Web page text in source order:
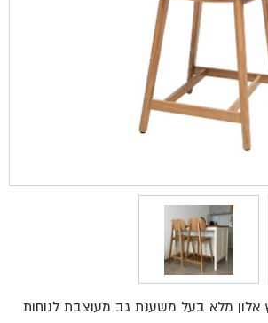
אלון מלא בעל משענת גב מעוצבת לנוחות